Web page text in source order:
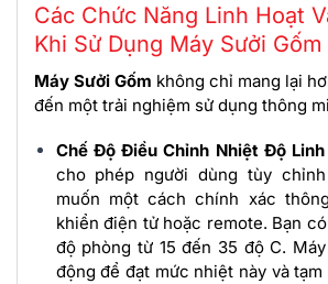
Các Chức Năng Linh Hoạt
Khi Sử Dụng Máy Sưởi Gốm
Máy Sưởi Gốm không chỉ mang lại
đến một trải nghiệm sử dụng thông
Chế Độ Điều Chỉnh Nhiệt Độ
cho phép người dùng tùy
muốn một cách chính xác
khiển điện tử hoặc remote. Bạn
độ phòng từ 15 đến 35 độ C.
động để đạt mức nhiệt này và